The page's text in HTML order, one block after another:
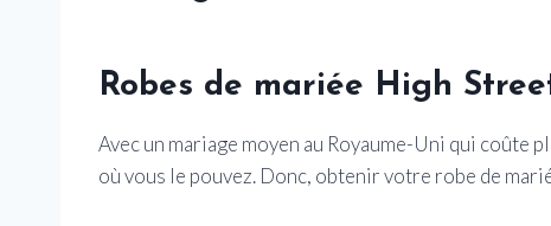
Robes de mariée High
Avec un mariage moyen au Royaume-Uni qui coûte
où vous le pouvez. Donc, obtenir votre robe de